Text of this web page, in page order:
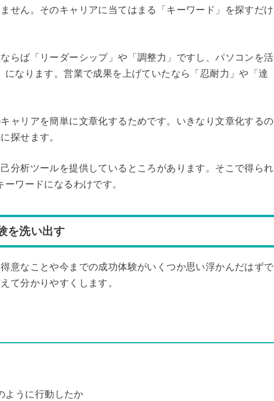
せん。そのキャリアに当てはまる「キーワード」を探すだけ
らば「リーダーシップ」や「調整力」ですし、パソコンを活
なります。営業で成果を上げていたなら「忍耐力」や「達
ャリアを簡単に文章化するためです。いきなり文章化するの
探せます。
分析ツールを提供しているところがあります。そこで得られ
ワードになるわけです。
を洗い出す
意なことや今までの成功体験がいくつか思い浮かんだはずで
て分かりやすくします。
ように行動したか